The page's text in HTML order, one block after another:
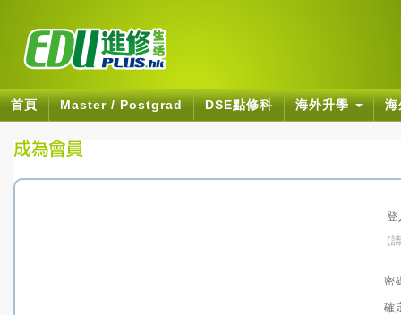
首頁 Master / Postgrad DSE點修科 海外升學
登
(
密
確